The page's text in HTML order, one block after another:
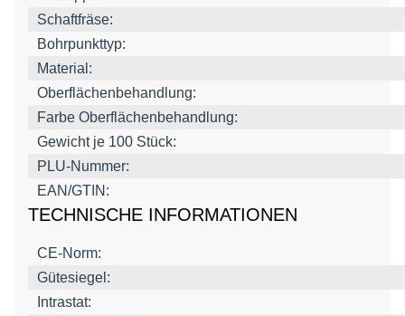
Schaftfräse:
Bohrpunkttyp:
Material:
Oberflächenbehandlung:
Farbe Oberflächenbehandlung:
Gewicht je 100 Stück:
PLU-Nummer:
EAN/GTIN:
TECHNISCHE INFORMATIONEN
CE-Norm:
Gütesiegel:
Intrastat: